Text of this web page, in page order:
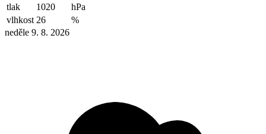
tlak
1020
hPa
vlhkost 26
%
neděle 9. 8. 2026